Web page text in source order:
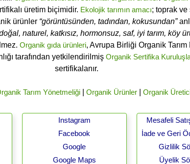
üretim biçimidir. Ekolojik tarımın amacı; toprak ve
ürünler “görüntüsünden, tadından, kokusundan”
naturel, katkısız, hormonsuz, saf, iyi tarım, köy
Organik gıda ürünleri, Avrupa Birliği Organik Tarım
tarafından yetkilendirilmiş Organik Sertifika
sertifikalanır.
Tarım Yönetmeliği| Organik Ürünler| Organik
Instagram
Facebook
Google
Google Maps
Mesafeli
İade ve Geri
Gizlilik
Üyelik